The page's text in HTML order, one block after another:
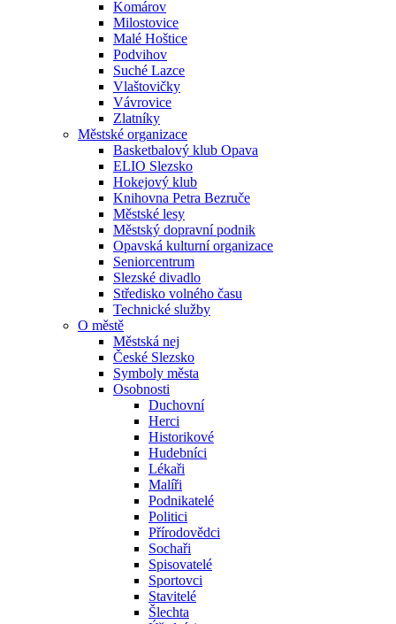
Komárov
Milostovice
Malé Hoštice
Podvihov
Suché Lazce
Vlaštovičky
Vávrovice
Zlatníky
Městské organizace
Basketbalový klub Opava
ELIO Slezsko
Hokejový klub
Knihovna Petra Bezruče
Městské lesy
Městský dopravní podnik
Opavská kulturní organizace
Seniorcentrum
Slezské divadlo
Středisko volného času
Technické služby
O městě
Městská nej
České Slezsko
Symboly města
Osobnosti
Duchovní
Herci
Historikové
Hudebníci
Lékaři
Malíři
Podnikatelé
Politici
Přírodovědci
Sochaři
Spisovatelé
Sportovci
Stavitelé
Šlechta